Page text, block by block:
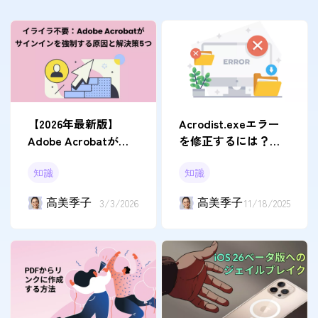
【2026年最新版】
Adobe Acrobatが何
める原因と対処法5選
知識
高美季子 3/3/2026
Acrodist.exeエラー
を修正するには？効
知識
高美季子11/18/2025